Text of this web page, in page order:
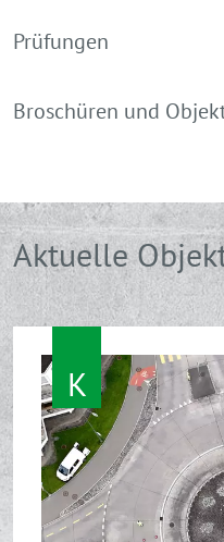
Prüfungen
Broschüren und
Aktuelle
K